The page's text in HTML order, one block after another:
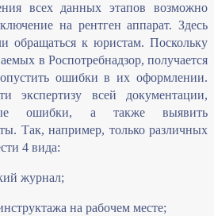
всех данных этапов возможно
на рентген аппарат. Здесь
обращаться к юристам. Поскольку
в Роспотребнадзор, получается
ошибки в их оформлении.
экспертизу всей документации,
ошибки, а также выявить
Так, например, только различных
4 вида:
журнал;
на рабочем месте;